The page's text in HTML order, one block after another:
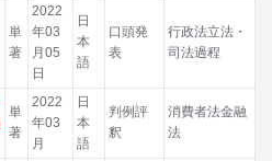
単
著
2022
年03
月05
日
日
本
語
口頭発
表
行政法立法・
司法過程
単
著
2022
年03
月
日
本
語
判例評
釈
消費者法金融
法